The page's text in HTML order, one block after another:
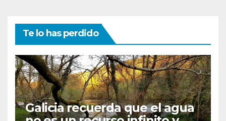
Te lo has perdido
Galicia recuerda que el agua